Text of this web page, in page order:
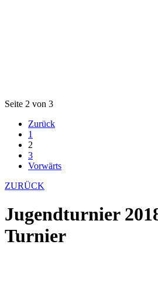
Seite 2 von 3
Zurück
1
2
3
Vorwärts
ZURÜCK
Jugendturnier
Turnier